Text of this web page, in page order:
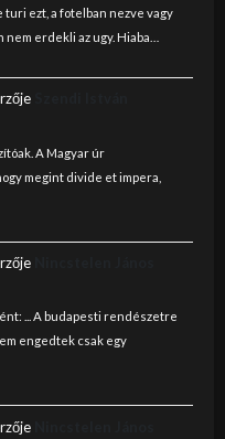
ezt, a fotelban nezve vagy
erdekli az ugy. Hiaba…
A Magyar úr
megint divide et impera,
... A budapesti rendészetre
engedtek csak egy